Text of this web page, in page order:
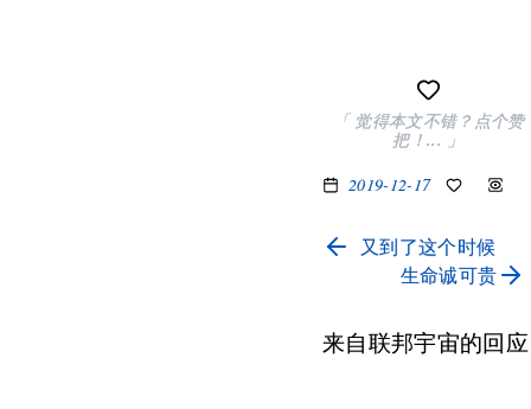
「 觉得本文不错？点个赞
把！... 」
2019-12-17
又到了这个时候
生命诚可贵
来自联邦宇宙的回应